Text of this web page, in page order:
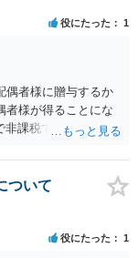
役にたった 1
偶者様に贈与するか
者様が得ることにな
課税であり、トイ
ついて
役にたった 1